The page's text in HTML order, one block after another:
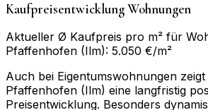
Kaufpreisentwicklung Wohnungen
Aktueller Ø Kaufpreis pro m² für
Pfaffenhofen (Ilm): 5.050 €/m²
Auch bei Eigentumswohnungen
Pfaffenhofen (Ilm) eine langfristig
Preisentwicklung. Besonders